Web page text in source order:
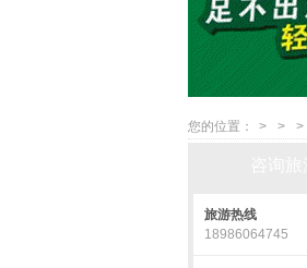
您的位置： > > >
旅游热线
18986064745